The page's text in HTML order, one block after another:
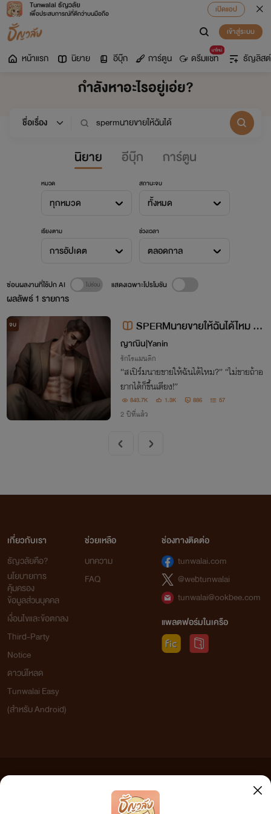
Tunwalai ธัญวลัย
เพื่อประสบการณ์ที่ดีกว่าบนมือถือ
เปิดแอป
เข้าสู่ระบบ
หน้าแรก นิยาย อีบุ๊ก การ์ตูน
มาใหม่
ดรีมแชท ธัญลิสต์
กำลังหาอะไรอยู่เอ่ย?
นิยาย อีบุ๊ก การ์ตูน
หมวด
ทุกหมวด
สถานะจบ
ทั้งหมด
เรียงตาม
การอัปเดต
ช่วงเวลา
ตลอดกาล
ผลลัพธ์1 รายการ
ซ่อนผลงานที่ใช้ปก AI แสดงเฉพาะโปรโมชัน
จบ
SPERMนายขายให้ฉันได้ไหม #K
YLERxLITA
ญาณิน|Yanin
รักโรแมนติก
“สเปิร์มนายขายให้ฉันได้ไหม?” “ไม่ขายถ้าอ
ยากได้ก็ขึ้นเตียง!”
843.7K 1.3K 886 57
2 ปีที่แล้ว
เกี่ยวกับเรา
ธัญวลัยคือ?
นโยบายการ
คุ้มครอง
ข้อมูลส่วนบุคคล
เงื่อนไขและข้อตกลง
Third-Party
Notice
ดาวน์โหลด
Tunwalai Easy
(สำหรับ Android)
ช่วยเหลือ
บทความ
FAQ
ช่องทางติดต่อ
tunwalai.com
@webtunwalai
tunwalai@ookbee.com
แพลตฟอร์มในเครือ
เว็บไซต์แห่งนี้ไม่ได้เห็นด้วยและไม่ขอรับผิดชอบต่อข้อความใดๆ ทั้งสิ้น ดังนั้นผู้อ่านทุกท่านโปรดใช้
วิจารณญาณในการกลั่นกรองด้วยตนเอง และหากท่านพบข้อความใดๆ ที่ขัดต่อกฎหมายและศีลธรรม